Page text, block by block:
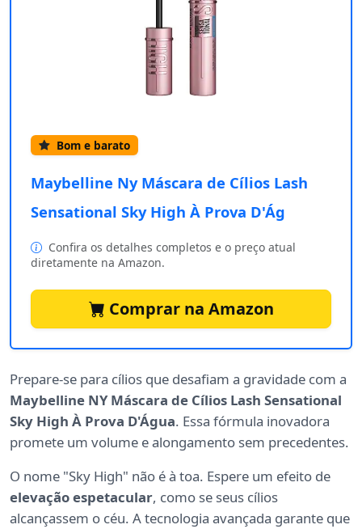
Bom e barato
Maybelline Ny Máscara de Cílios Lash
Sensational Sky High À Prova D'Ág
Confira os detalhes completos e o preço atual
diretamente na Amazon.
Comprar na Amazon
Prepare-se para cílios que desafiam a gravidade com a
Maybelline NY Máscara de Cílios Lash Sensational
Sky High À Prova D'Água. Essa fórmula inovadora
promete um volume e alongamento sem precedentes.
O nome "Sky High" não é à toa. Espere um efeito de
elevação espetacular, como se seus cílios
alcançassem o céu. A tecnologia avançada garante que